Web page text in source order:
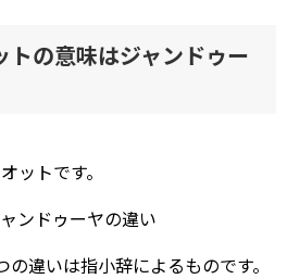
トの意味はジャンドゥー
ットです。
ンドゥーヤの違い
違いは指小辞によるものです。